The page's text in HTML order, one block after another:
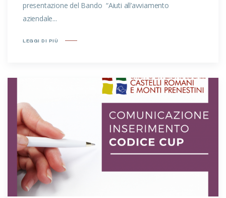
presentazione del Bando “Aiuti all’avviamento
aziendale...
LEGGI DI PIÙ